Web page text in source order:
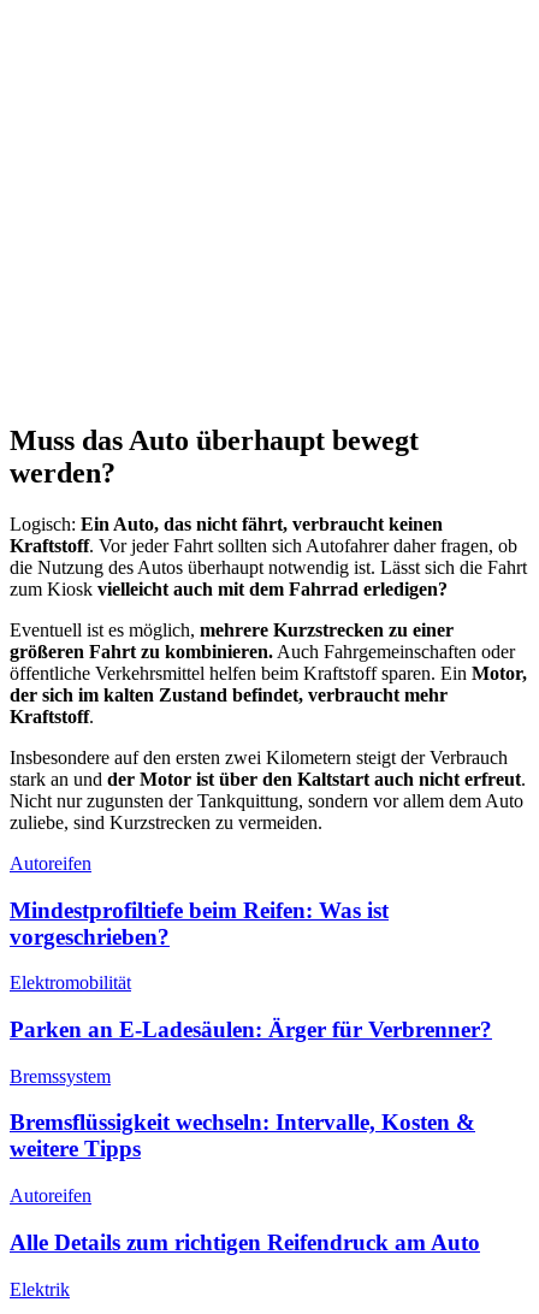
Muss das Auto überhaupt bewegt
werden?
Logisch: Ein Auto, das nicht fährt, verbraucht keinen
Kraftstoff. Vor jeder Fahrt sollten sich Autofahrer daher fragen, ob
die Nutzung des Autos überhaupt notwendig ist. Lässt sich die Fahrt
zum Kiosk vielleicht auch mit dem Fahrrad erledigen?
Eventuell ist es möglich, mehrere Kurzstrecken zu einer
größeren Fahrt zu kombinieren. Auch Fahrgemeinschaften oder
öffentliche Verkehrsmittel helfen beim Kraftstoff sparen. Ein Motor,
der sich im kalten Zustand befindet, verbraucht mehr
Kraftstoff.
Insbesondere auf den ersten zwei Kilometern steigt der Verbrauch
stark an und der Motor ist über den Kaltstart auch nicht erfreut.
Nicht nur zugunsten der Tankquittung, sondern vor allem dem Auto
zuliebe, sind Kurzstrecken zu vermeiden.
Autoreifen
Mindestprofiltiefe beim Reifen: Was ist
vorgeschrieben?
Elektromobilität
Parken an E-Ladesäulen: Ärger für Verbrenner?
Bremssystem
Bremsflüssigkeit wechseln: Intervalle, Kosten &
weitere Tipps
Autoreifen
Alle Details zum richtigen Reifendruck am Auto
Elektrik